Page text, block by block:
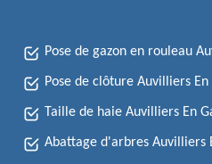
Pose de gazon en rouleau
Pose de clôture Auvilliers
Taille de haie Auvilliers En
Abattage d'arbres Auvilliers